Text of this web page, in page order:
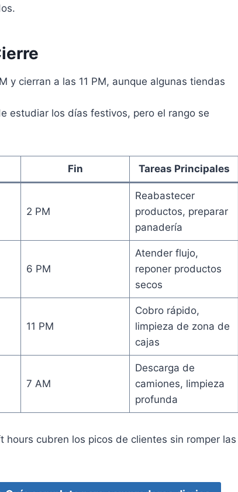
y cierran a las 11 PM, aunque algunas tiendas
estudiar los días festivos, pero el rango se
Fin Tareas Principales
2 PM
Reabastecer
productos, preparar
panadería
6 PM
Atender flujo,
reponer productos
secos
11 PM
Cobro rápido,
limpieza de zona de
cajas
7 AM
Descarga de
camiones, limpieza
profunda
cubren los picos de clientes sin romper las